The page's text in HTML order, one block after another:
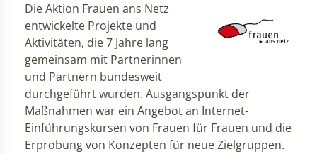
Die Aktion Frauen ans Netz
entwickelte Projekte und
Aktivitäten, die 7 Jahre lang
gemeinsam mit Partnerinnen
und Partnern bundesweit
durchgeführt wurden. Ausgangspunkt der
Maßnahmen war ein Angebot an Internet-
Einführungskursen von Frauen für Frauen und die
Erprobung von Konzepten für neue Zielgruppen.